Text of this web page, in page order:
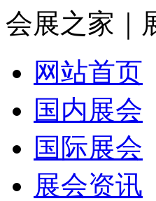
会展之家｜
网站首页
国内展会
国际展会
展会资讯